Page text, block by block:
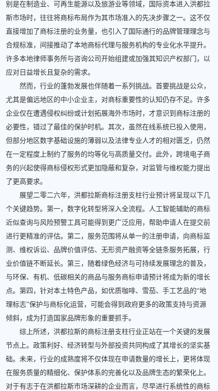
别是在制造业、可再生能源以及旅游业等领域，国际资本进入洪都拉
斯市场时，往往将商标布局作为其市场准入的先决步骤之一。这不仅
直接增加了商标注册的业务量，也引入了国际通行的品牌管理理念与
合规标准，间接推动了本地商标代理与服务机构的专业化水平提升。
许多本地律师事务所与咨询公司开始组建或加强其知识产权部门，以
应对日益增长且复杂的需求。
然而，行业的蓬勃发展也伴随着一系列挑战。首要挑战是公众，
尤其是偏远地区的中小企业主，对商标重要性的认知仍存不足。许多
企业仅在遭遇侵权纠纷或计划拓展海外市场时，才意识到商标注册的
必要性，错过了最佳的保护时机。其次，虽然在线系统已投入使用，
但部分地区数字基础设施的薄弱以及法律专业人才的相对匮乏，仍然
在一定程度上制约了服务的均等化与高质量交付。此外，跨境电子商
务的兴起使得商标侵权形式更加隐蔽和复杂，对监管与维权能力提出
了更高要求。
展望二零二六年，洪都拉斯商标注册支柱行业预计将呈现以下几
个关键趋势。第一，数字化转型将深入全流程。人工智能辅助的商标
近似查询与风险预警工具可能得到更广泛应用，帮助申请人在提交前
进行更精准的评估。第二，服务范围将从单一的注册申请，向商标监
测、维权诉讼、品牌价值评估、无形资产融资等全链条服务拓展，行
业价值链不断延长。第三，随着绿色经济与可持续发展理念的普及，
与环保、有机、低碳相关的商品与服务商标申请预计将成为新的增长
点。第四，针对本土特色产品，如优质咖啡、雪茄、手工艺品的“地
理标志”保护与商标化运营，可能会得到政府更多的政策支持与资源
倾斜，成为打造国家品牌形象的重要抓手。
综上所述，洪都拉斯的商标注册支柱行业正站在一个关键的发展
节点上。政策利好、经济转型与外部投资共同构成了其增长的坚实基
础。未来，行业的成熟度将不仅体现在申请数量的增长上，更将体现
在服务质量的精细化、保护体系的完善化以及品牌生态的繁荣化上。
对于有志于在洪都拉斯市场深耕的企业而言，尽早进行系统性的商标